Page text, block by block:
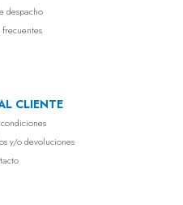
despacho
frecuentes
CLIENTE
y/o devoluciones